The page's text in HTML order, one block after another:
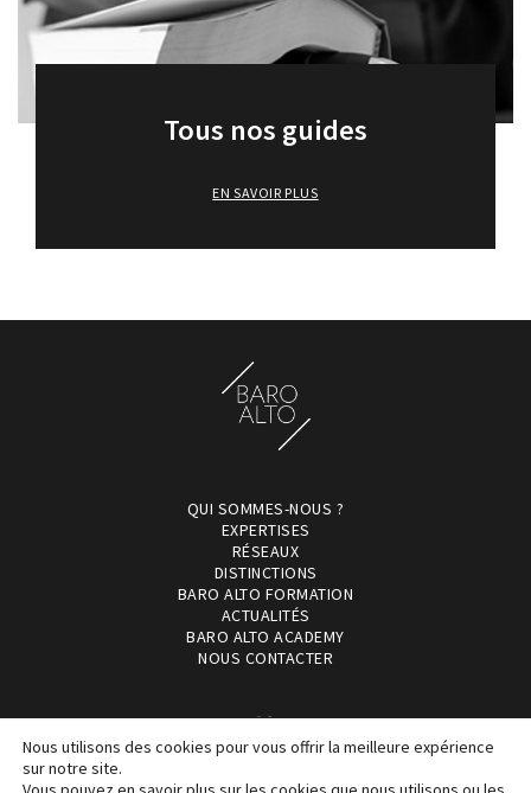
Tous nos guides
EN SAVOIR PLUS
QUI SOMMES-NOUS ?
EXPERTISES
RÉSEAUX
DISTINCTIONS
BARO ALTO FORMATION
ACTUALITÉS
BARO ALTO ACADEMY
NOUS CONTACTER
Nous utilisons des cookies pour vous offrir la meilleure expérience
sur notre site.